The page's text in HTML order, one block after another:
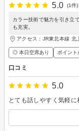
5.0
(1件)
カラー技術で魅力を引き立
も充実。
アクセス：JR東北本線 北
◎ 本日空席あり ポイント
口コミ
5.0